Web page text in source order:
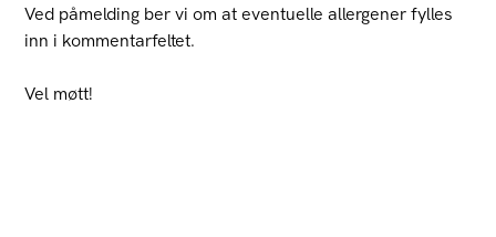
Ved påmelding ber vi om at eventuelle allergener fylles
inn i kommentarfeltet.
Vel møtt!